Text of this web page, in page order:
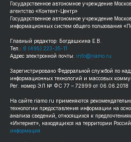
Государственное автономное учреждение
агентство «Контент-Центр»
Государственное автономное учреждение
информационных систем общего пользования
Главный редактор: Богдашкина Е.В.
Тел.: 8 (495) 223-35-11
Адрес электронной почты: info@riamo.ru
Зарегистрировано Федеральной службой по
информационных технологий и массовых
Рег. номер ЭЛ № ФС 77 – 72999 от 06.06.2018
На сайте riamo.ru применяются
технологии предоставления информации на
анализа сведений, относящихся к
«Интернет», находящихся на территории
информация